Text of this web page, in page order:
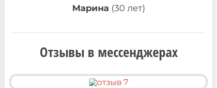
Марина (30 лет)
Отзывы в мессенджерах